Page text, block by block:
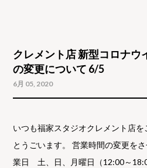
クレメント店 新型コロナウ
の変更について 6/5
6月 05, 2020
いつも福家スタジオクレメント店
とうごいます。 営業時間の変更
業日 土、日、月曜日（12:00～